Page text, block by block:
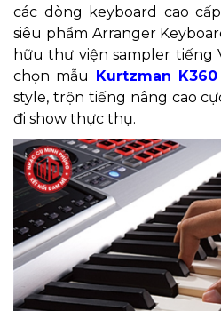
các dòng keyboard cao
siêu phẩm Arranger
hữu thư viện sampler tiếng
chọn mẫu Kurtzman K360
style, trộn tiếng nâng cao
đi show thực thụ.